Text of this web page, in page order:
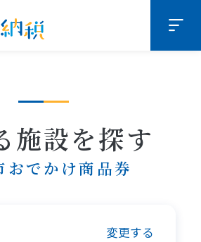
施設を探す
おでかけ商品券
変更する